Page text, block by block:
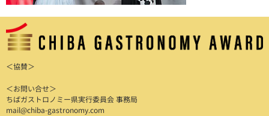
＜協賛＞
＜お問い合せ＞
ちばガストロノミー県実行委員会 事務局
mail@chiba-gastronomy.com